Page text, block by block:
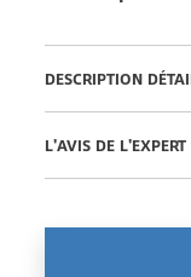
DESCRIPTION
L'AVIS DE